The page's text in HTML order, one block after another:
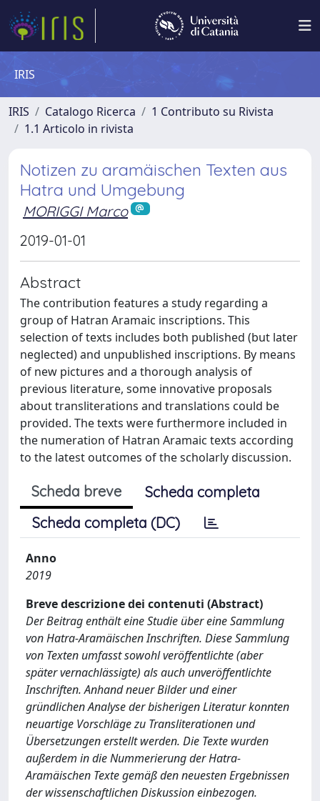
IRIS
IRIS Catalogo Ricerca
1 Contributo su Rivista
1.1 Articolo in rivista
Notizen zu aramäischen Texten aus
Hatra und Umgebung
MORIGGI Marco
2019-01-01
Abstract
The contribution features a study regarding a
group of Hatran Aramaic inscriptions. This
selection of texts includes both published (but later
neglected) and unpublished inscriptions. By means
of new pictures and a thorough analysis of
previous literature, some innovative proposals
about transliterations and translations could be
provided. The texts were furthermore included in
the numeration of Hatran Aramaic texts according
to the latest outcomes of the scholarly discussion.
Scheda breve
Scheda completa
Scheda completa (DC)
Anno
2019
Breve descrizione dei contenuti (Abstract)
Der Beitrag enthält eine Studie über eine Sammlung
von Hatra-Aramäischen Inschriften. Diese Sammlung
von Texten umfasst sowohl veröffentlichte (aber
später vernachlässigte) als auch unveröffentlichte
Inschriften. Anhand neuer Bilder und einer
gründlichen Analyse der bisherigen Literatur konnten
neuartige Vorschläge zu Transliterationen und
Übersetzungen erstellt werden. Die Texte wurden
außerdem in die Nummerierung der Hatra-
Aramäischen Texte gemäß den neuesten Ergebnissen
der wissenschaftlichen Diskussion einbezogen.